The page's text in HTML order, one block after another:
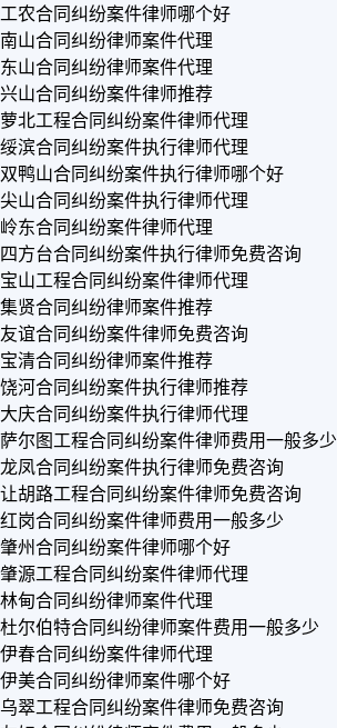
工农合同纠纷案件律师哪个好
南山合同纠纷律师案件代理
东山合同纠纷律师案件代理
兴山合同纠纷案件律师推荐
萝北工程合同纠纷案件律师代理
绥滨合同纠纷案件执行律师代理
双鸭山合同纠纷案件执行律师哪个好
尖山合同纠纷案件执行律师代理
岭东合同纠纷案件律师代理
四方台合同纠纷案件执行律师免费咨询
宝山工程合同纠纷案件律师代理
集贤合同纠纷律师案件推荐
友谊合同纠纷案件律师免费咨询
宝清合同纠纷律师案件推荐
饶河合同纠纷案件执行律师推荐
大庆合同纠纷案件执行律师代理
萨尔图工程合同纠纷案件律师费用一般多少
龙凤合同纠纷案件执行律师免费咨询
让胡路工程合同纠纷案件律师免费咨询
红岗合同纠纷案件律师费用一般多少
肇州合同纠纷案件律师哪个好
肇源工程合同纠纷案件律师代理
林甸合同纠纷律师案件代理
杜尔伯特合同纠纷律师案件费用一般多少
伊春合同纠纷案件律师代理
伊美合同纠纷律师案件哪个好
乌翠工程合同纠纷案件律师免费咨询